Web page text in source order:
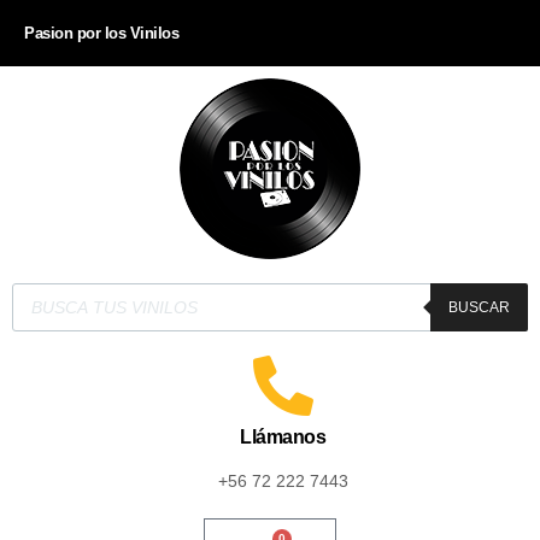
Pasion por los Vinilos
BUSCAR
Llámanos
+56 72 222 7443